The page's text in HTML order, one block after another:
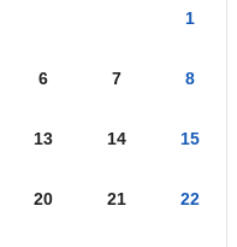
1
6 7 8
13 14 15
20 21 22